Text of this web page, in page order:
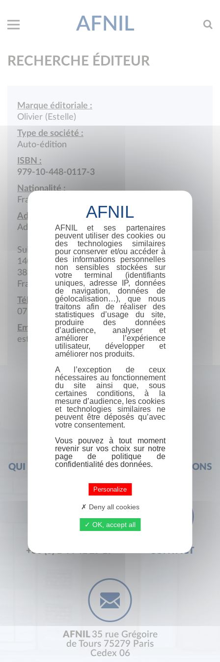
AFNIL
RECHERCHE ÉDITEUR
Marque éditoriale :
Olivier (Estelle)
Type de société :
Auto-édition
ISBN :
979-10-448-0117-3
Nationalité :
France
Adresse :
Adresse postale
Suite
1400 Chemin de la Buissonnière
38300 Châteauvilain
France
Téléphone portable :
07 86 01 49 05
Email :
estelle.olivier38@gmail.com
QUI SOMMES-NOUS ? FOIRE AUX QUESTIONS
+33 (0) 1 44 41 29 19 CONTACT
AFNIL 35 rue Grégoire
de Tours 75279 Paris
Cedex 06
AFNIL et ses partenaires
peuvent utiliser des cookies ou
des technologies similaires
pour conserver et/ou accéder à
des informations personnelles
non sensibles stockées sur
votre terminal (identifiants
uniques, adresse IP, données
de navigation, données de
géolocalisation…), que nous
traitons afin de réaliser des
statistiques d’usage du site,
produire des données
d’audience, analyser et
améliorer l’expérience
utilisateur, développer et
améliorer nos produits.
A l’exception de ceux
nécessaires au fonctionnement
du site ainsi que, sous
certaines conditions, à la
mesure d’audience, les cookies
et technologies similaires ne
peuvent être déposés qu’avec
votre consentement.
Vous pouvez à tout moment
revenir sur vos choix sur notre
page de politique de
confidentialité des données.
Personalize
Deny all cookies
OK, accept all